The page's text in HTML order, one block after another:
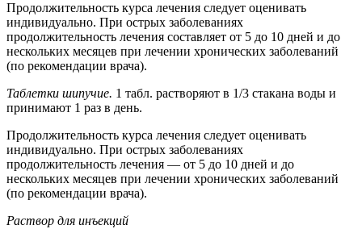
Продолжительность курса лечения следует оценивать
индивидуально. При острых заболеваниях
продолжительность лечения составляет от 5 до 10 дней и до
нескольких месяцев при лечении хронических заболеваний
(по рекомендации врача).
Таблетки шипучие. 1 табл. растворяют в 1/3 стакана воды и
принимают 1 раз в день.
Продолжительность курса лечения следует оценивать
индивидуально. При острых заболеваниях
продолжительность лечения — от 5 до 10 дней и до
нескольких месяцев при лечении хронических заболеваний
(по рекомендации врача).
Раствор для инъекций